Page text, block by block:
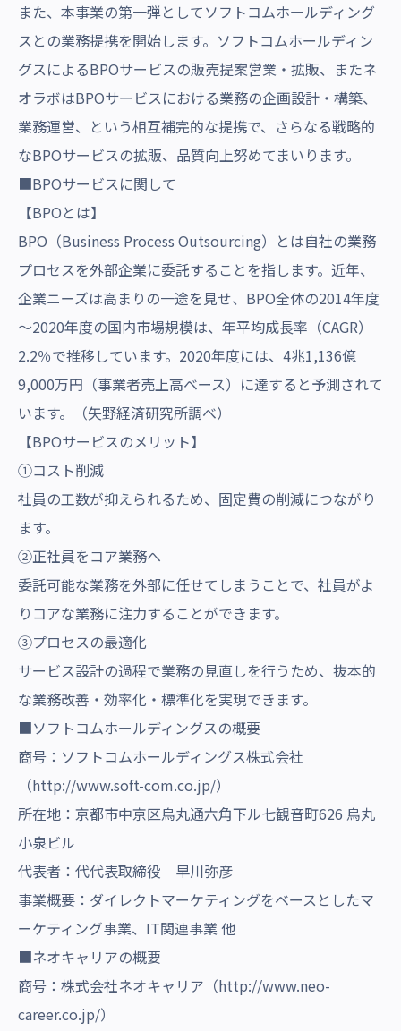
また、本事業の第一弾としてソフトコムホールディング
スとの業務提携を開始します。ソフトコムホールディン
グスによるBPOサービスの販売提案営業・拡販、またネ
オラボはBPOサービスにおける業務の企画設計・構築、
業務運営、という相互補完的な提携で、さらなる戦略的
なBPOサービスの拡販、品質向上努めてまいります。
■BPOサービスに関して
【BPOとは】
BPO（Business Process Outsourcing）とは自社の業務
プロセスを外部企業に委託することを指します。近年、
企業ニーズは高まりの一途を見せ、BPO全体の2014年度
～2020年度の国内市場規模は、年平均成長率（CAGR）
2.2％で推移しています。2020年度には、4兆1,136億
9,000万円（事業者売上高ベース）に達すると予測されて
います。（矢野経済研究所調べ）
【BPOサービスのメリット】
①コスト削減
社員の工数が抑えられるため、固定費の削減につながり
ます。
②正社員をコア業務へ
委託可能な業務を外部に任せてしまうことで、社員がよ
りコアな業務に注力することができます。
③プロセスの最適化
サービス設計の過程で業務の見直しを行うため、抜本的
な業務改善・効率化・標準化を実現できます。
■ソフトコムホールディングスの概要
商号：ソフトコムホールディングス株式会社
（http://www.soft-com.co.jp/）
所在地：京都市中京区烏丸通六角下ル七観音町626 烏丸
小泉ビル
代表者：代代表取締役 早川弥彦
事業概要：ダイレクトマーケティングをベースとしたマ
ーケティング事業、IT関連事業 他
■ネオキャリアの概要
商号：株式会社ネオキャリア（http://www.neo-
career.co.jp/）